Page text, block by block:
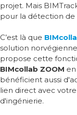
projet. Mais
pour la détection de
C’est là que
solution
propose cette
BIMcollab ZOOM
bénéficient aussi
lien direct avec
d'ingénierie.